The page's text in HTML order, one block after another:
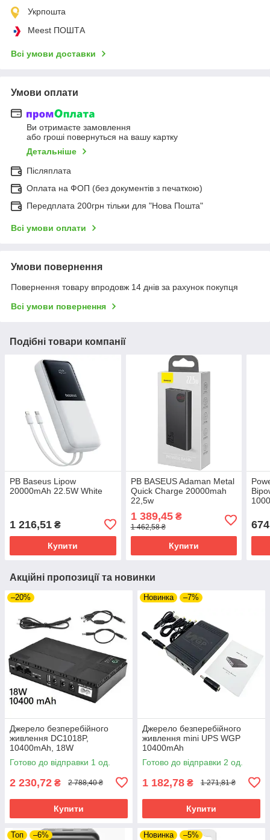
Укрпошта
Meest ПОШТА
Всі умови доставки
Умови оплати
Ви отримаєте замовлення
або гроші повернуться на вашу картку
Детальніше
Післяплата
Оплата на ФОП (без документів з печаткою)
Передплата 200грн тільки для "Нова Пошта"
Всі умови оплати
Умови повернення
Повернення товару впродовж 14 днів за рахунок покупця
Всі умови повернення
Подібні товари компанії
PB Baseus Lipow
20000mAh 22.5W White
1 216,51 ₴
Купити
PB BASEUS Adaman Metal
Quick Charge 20000mah
22,5w
1 389,45₴
1 462,58 ₴
Купити
Акційні пропозиції та новинки
–20%
Джерело безперебійного
живлення DC1018P,
10400mAh, 18W
Готово до відправки 1 од.
2 230,72 ₴ 2 788,40 ₴
Купити
Новинка –7%
Джерело безперебійного
живлення mini UPS WGP
10400mAh
Готово до відправки 2 од.
1 182,78 ₴ 1 271,81 ₴
Купити
Топ –6% Новинка –5%